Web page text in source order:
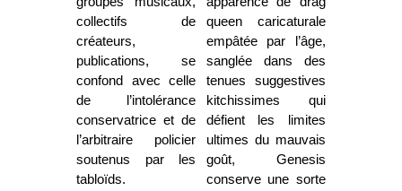
collectifs de
créateurs,
publications, se
confond avec celle
de l’intolérance
conservatrice et de
l’arbitraire policier
soutenus par les
tabloïds.
queen caricaturale
empâtée par l’âge,
sanglée dans des
tenues suggestives
kitchissimes qui
défient les limites
ultimes du mauvais
goût, Genesis
conserve une sorte